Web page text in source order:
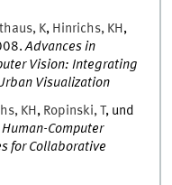
, K, Hinrichs, KH,
.Advances in
Vision: Integrating
Visualization
, KH, Ropinski,T, und
Computer
for Collaborative